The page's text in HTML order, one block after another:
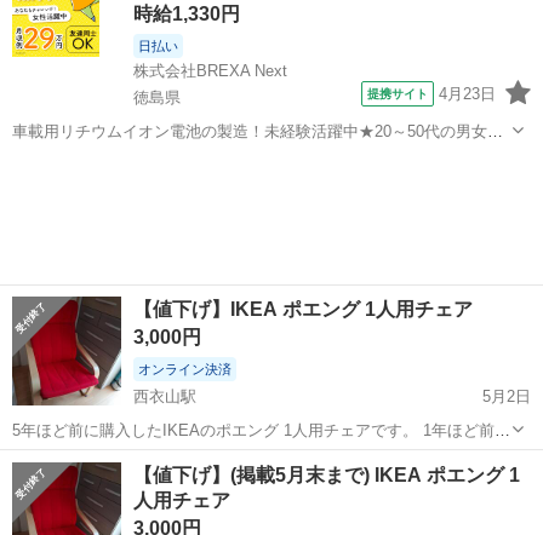
時給1,330円
日払い
株式会社BREXA Next
徳島県
提携サイト 4月23日
車載用リチウムイオン電池の製造！未経験活躍中★20～50代の男女活
【値下げ】IKEA ポエング 1人用チェア
3,000円
オンライン決済
西衣山駅
5月2日
5年ほど前に購入したIKEAのポエング 1人用チェアです。 1年ほど前に
組み立てて使用歴は1年未満です。 自作でカバーを掛けて使用してた
為、キズ汚れ等はありません。 近々処分しようかと思います。 必要な
方はお早めに 【購...
愛媛 松山市 西衣山駅 ソファ ポエング
【値下げ】(掲載5月末まで) IKEA ポエング 1
人用チェア
3,000円